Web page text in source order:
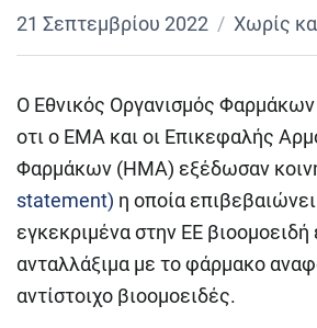
21 Σεπτεμβρίου 2022 Χωρίς
O Εθνικός Οργανισμός
οτι ο EMA και οι Επικεφαλής
Φαρμάκων (HMA) εξέδωσαν
statement) η οποία
εγκεκριμένα στην ΕΕ βιοομοειδή
ανταλλάξιμα με το φάρμακο
αντίστοιχο βιοομοειδές.